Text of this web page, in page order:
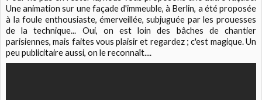
Une animation sur une façade d'immeuble, à Berlin, a été proposée
à la foule enthousiaste, émerveillée, subjuguée par les prouesses
de la technique... Oui, on est loin des bâches de chantier
parisiennes, mais faites vous plaisir et regardez ; c'est magique. Un
peu publicitaire aussi, on le reconnaît....